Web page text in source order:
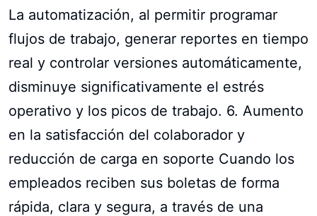
La automatización, al permitir programar
flujos de trabajo, generar reportes en tiempo
real y controlar versiones automáticamente,
disminuye significativamente el estrés
operativo y los picos de trabajo. 6. Aumento
en la satisfacción del colaborador y
reducción de carga en soporte Cuando los
empleados reciben sus boletas de forma
rápida, clara y segura, a través de una